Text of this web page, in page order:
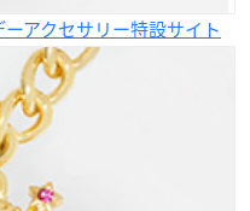
アクセサリー特設サイト